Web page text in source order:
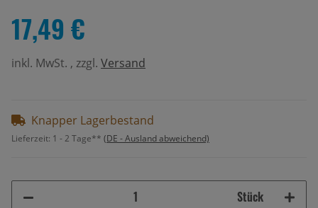
17,49 €
inkl. MwSt. , zzgl. Versand
Knapper Lagerbestand
Lieferzeit: 1 - 2 Tage** (DE - Ausland abweichend)
Stück